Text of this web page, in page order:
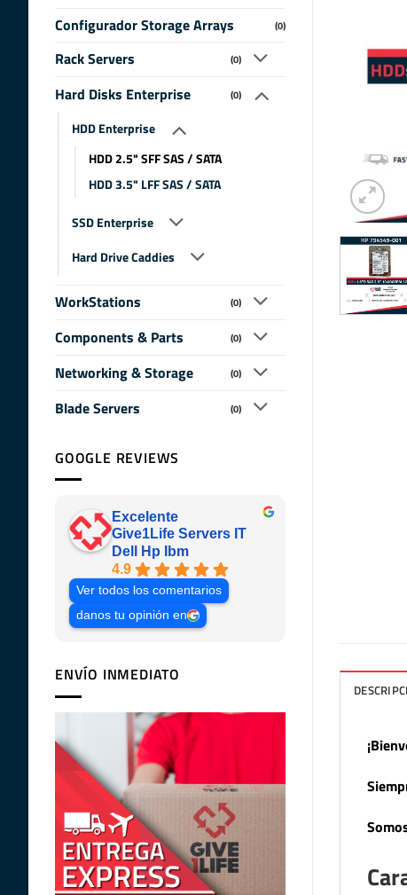
Configurador Storage Arrays (0)
Rack Servers (0)
Hard Disks Enterprise (0)
HDD Enterprise
HDD 2.5" SFF SAS / SATA
HDD 3.5" LFF SAS / SATA
SSD Enterprise
Hard Drive Caddies
WorkStations (0)
Components & Parts (0)
Networking & Storage (0)
Blade Servers (0)
GOOGLE REVIEWS
Excelente
Give1Life Servers IT
Dell Hp Ibm
4.9
Ver todos los comentarios
danos tu opinión en
ENVÍO INMEDIATO